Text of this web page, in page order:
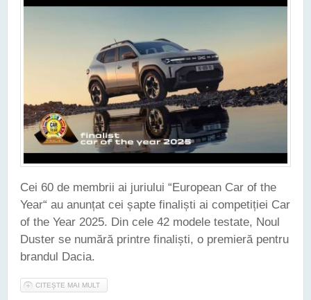
Cei 60 de membrii ai juriului “European Car of the
Year“ au anunțat cei șapte finaliști ai competiției Car
of the Year 2025. Din cele 42 modele testate, Noul
Duster se numără printre finaliști, o premieră pentru
brandul Dacia.
CITEȘTE MAI MULT